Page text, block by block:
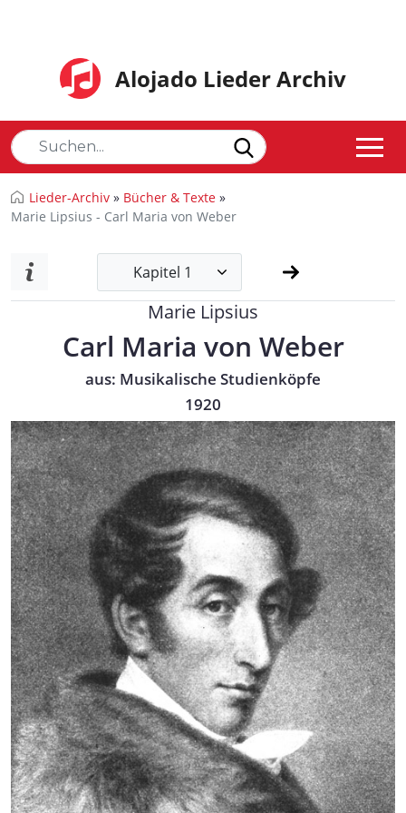
Alojado Lieder Archiv
Lieder-Archiv » Bücher & Texte »
Marie Lipsius - Carl Maria von Weber
Kapitel 1
Marie Lipsius
Carl Maria von Weber
aus: Musikalische Studienköpfe
1920